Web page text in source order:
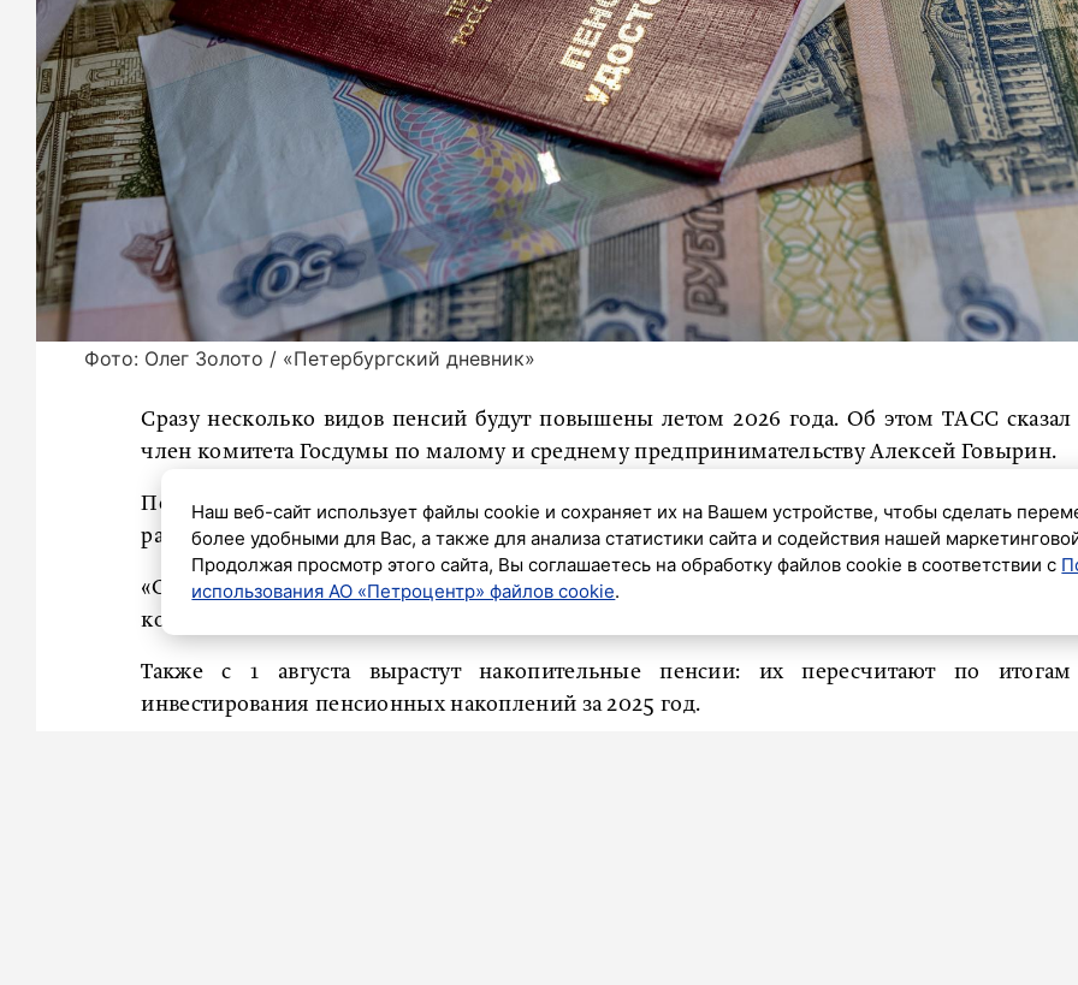
Фото: Олег Золото / «Петербургский дневник»
Сразу несколько видов пенсий будут повышены летом 2026 года. Об этом ТАСС сказал
член комитета Госдумы по малому и среднему предпринимательству Алексей Говырин.
По его словам, 1 августапройдетежегодный перерасчет страховых пенсий для
работающих пенсионеров.
«Он касается тех, за кого в 2025 году работодатели перечисляли страховые взносы,
которые еще не были учтены в размере пенсии», — отметил он.
Также с 1 августа вырастут накопительные пенсии: их пересчитают по итогам
инвестирования пенсионных накоплений за 2025 год.
Наш веб-сайт использует файлы cookie и сохраняет их на Вашем устройстве, чтобы сделать
более удобными для Вас, а также для анализа статистики сайта и содействия нашей
Продолжая просмотр этого сайта, Вы соглашаетесь на обработку файлов cookie в соответствии с
использования АО «Петроцентр» файлов cookie.